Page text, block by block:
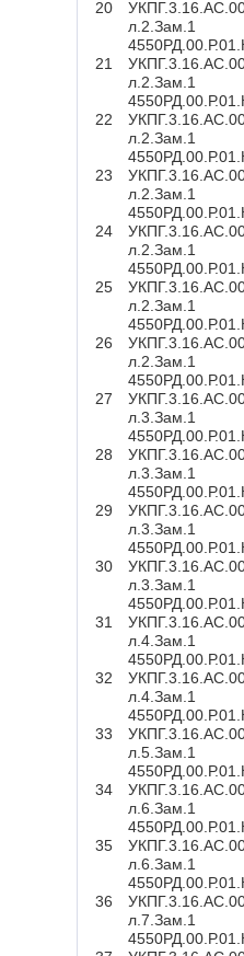
20
л.2.Зам.1
21
л.2.Зам.1
22
л.2.Зам.1
23
л.2.Зам.1
24
л.2.Зам.1
25
л.2.Зам.1
26
л.2.Зам.1
27
л.3.Зам.1
28
л.3.Зам.1
29
л.3.Зам.1
30
л.3.Зам.1
31
л.4.Зам.1
32
л.4.Зам.1
33
л.5.Зам.1
34
л.6.Зам.1
35
л.6.Зам.1
36
л.7.Зам.1